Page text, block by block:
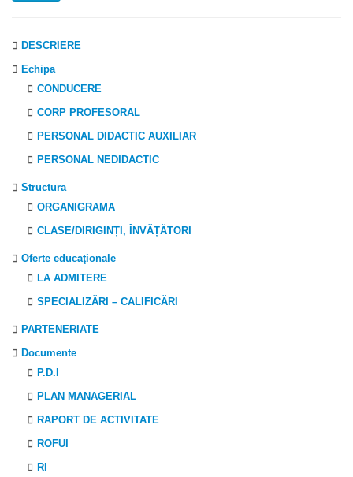
DESCRIERE
Echipa
CONDUCERE
CORP PROFESORAL
PERSONAL DIDACTIC AUXILIAR
PERSONAL NEDIDACTIC
Structura
ORGANIGRAMA
CLASE/DIRIGINȚI, ÎNVĂȚĂTORI
Oferte educaţionale
LA ADMITERE
SPECIALIZĂRI – CALIFICĂRI
PARTENERIATE
Documente
P.D.I
PLAN MANAGERIAL
RAPORT DE ACTIVITATE
ROFUI
RI